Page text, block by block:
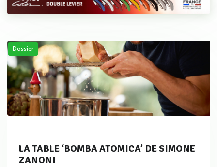
Dossier
LA TABLE ‘BOMBA ATOMICA’ DE SIMONE
ZANONI